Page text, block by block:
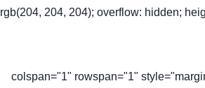
rgb(204, 204, 204); overflow: hidden;
< colspan="1" rowspan="1"